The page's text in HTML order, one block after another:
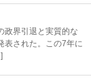
政界引退と実質的な
表された。この7年に